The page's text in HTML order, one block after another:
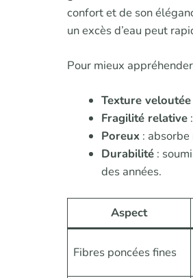
confort et de son
un excès d’eau peut
Pour mieux
Texture veloutée
Fragilité relative
Poreux: absorbe
Durabilité:
des années.
Aspect
Fibres poncées fines